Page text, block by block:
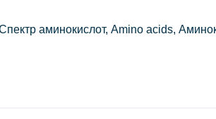
аминокислот, Amino acids,